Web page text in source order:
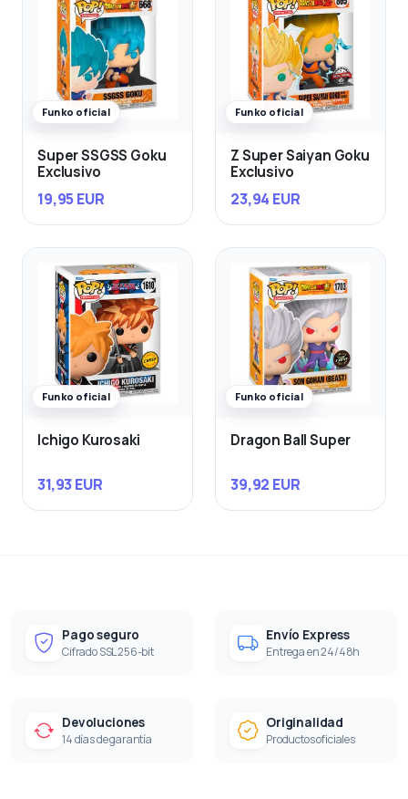
Funko oficial
Super SSGSS Goku
Exclusivo
19,95 EUR
Funko oficial
Z Super Saiyan Goku
Exclusivo
23,94 EUR
Funko oficial
Ichigo Kurosaki
31,93 EUR
Funko oficial
Dragon Ball Super
39,92 EUR
Pago seguro
Cifrado SSL 256-bit
Envío Express
Entrega en 24/48h
Devoluciones
14 días de garantía
Originalidad
Productos oficiales